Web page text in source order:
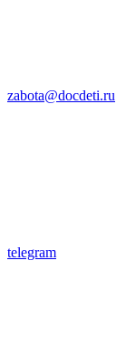
zabota@docdeti.ru
telegram